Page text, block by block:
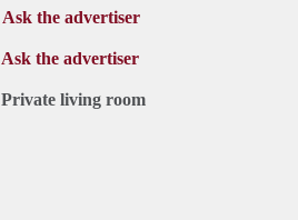
Ask the advertiser
Ask the advertiser
Private living room